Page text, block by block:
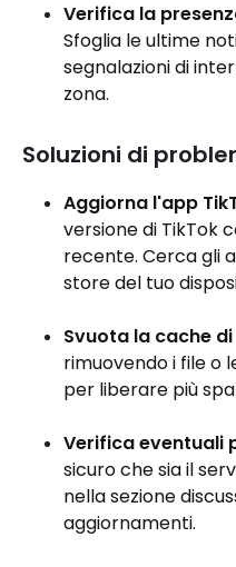
Verifica la
Sfoglia le ultime
segnalazioni di
zona.
Soluzioni di
Aggiorna l'app
versione di TikTok
recente. Cerca gli
store del tuo
Svuota la cache di
rimuovendo i file o
per liberare più
Verifica eventuali
sicuro che sia il
nella sezione
aggiornamenti.